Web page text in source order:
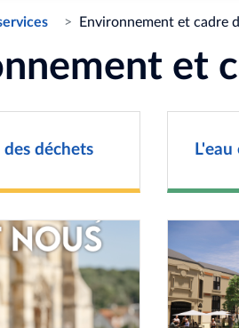
Environnement et cadre
et
des déchets